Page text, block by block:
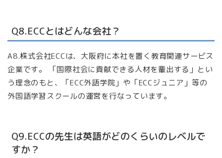
Q8.ECCとはどんな会社？
A8.株式会社ECCは、大阪府に本社を置く教育関連サービス
企業です。 「国際社会に貢献できる人材を輩出する」とい
う理念のもと、「ECC外語学院」や「ECCジュニア」等の
外国語学習スクールの運営を行なっています。
Q9.ECCの先生は英語がどのくらいのレベルで
すか？